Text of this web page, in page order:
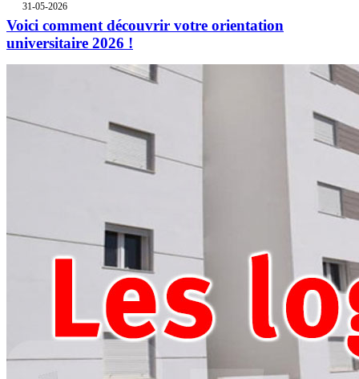
31-05-2026
Voici comment découvrir votre orientation
universitaire 2026 !